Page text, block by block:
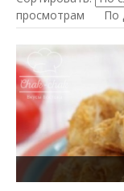
просмотрам
По